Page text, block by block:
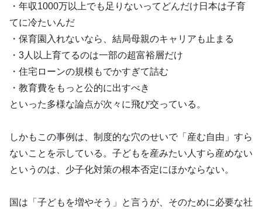
・年収1000万以上でも足りないってどんだけ日本は子育
てに冷たいんだ
・保育園入れないなら、結局母親のキャリアも止まる
・3人以上育てるのは一部の超富裕層だけ
・住宅ローンの規模もでかすぎて詰む
・教育費をもっと公的に出すべき
といった多様な論点が次々に飛び交っている。
しかもこの事例は、制度的な穴のせいで「産む自由」すら
ないことを示している。子どもを産みたい人すら産めない
というのは、少子化対策の根本否定にほかならない。
国は「子どもを増やそう」と言うが、そのために必要な社